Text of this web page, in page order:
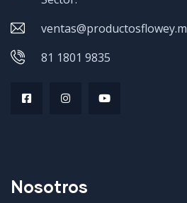
81 1801 9835
Nosotros